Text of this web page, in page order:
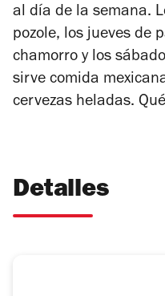
al día de la semana.
pozole, los jueves de
chamorro y los
sirve comida
cervezas heladas.
Detalles